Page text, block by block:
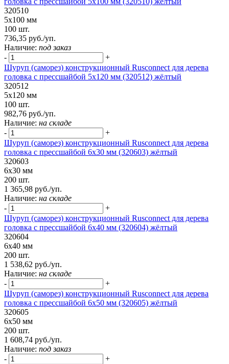
320510
5х100 мм
100 шт.
736,35 руб./уп.
Наличие: под заказ
-
+
Шуруп (саморез) конструкционный Rusconnect для дерева
головка с прессшайбой 5х120 мм (320512) жёлтый
320512
5х120 мм
100 шт.
982,76 руб./уп.
Наличие: на складе
-
+
Шуруп (саморез) конструкционный Rusconnect для дерева
головка с прессшайбой 6х30 мм (320603) жёлтый
320603
6х30 мм
200 шт.
1 365,98 руб./уп.
Наличие: на складе
-
+
Шуруп (саморез) конструкционный Rusconnect для дерева
головка с прессшайбой 6х40 мм (320604) жёлтый
320604
6х40 мм
200 шт.
1 538,62 руб./уп.
Наличие: на складе
-
+
Шуруп (саморез) конструкционный Rusconnect для дерева
головка с прессшайбой 6х50 мм (320605) жёлтый
320605
6х50 мм
200 шт.
1 608,74 руб./уп.
Наличие: под заказ
-
+